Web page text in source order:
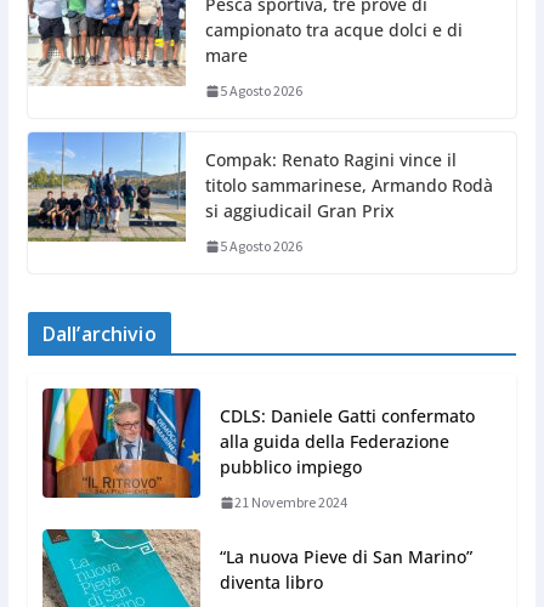
Pesca sportiva, tre prove di
campionato tra acque dolci e di
mare
5 Agosto 2026
Compak: Renato Ragini vince il
titolo sammarinese, Armando Rodà
si aggiudicail Gran Prix
5 Agosto 2026
Dall’archivio
CDLS: Daniele Gatti confermato
alla guida della Federazione
pubblico impiego
21 Novembre 2024
“La nuova Pieve di San Marino”
diventa libro